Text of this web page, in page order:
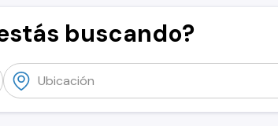
buscando?